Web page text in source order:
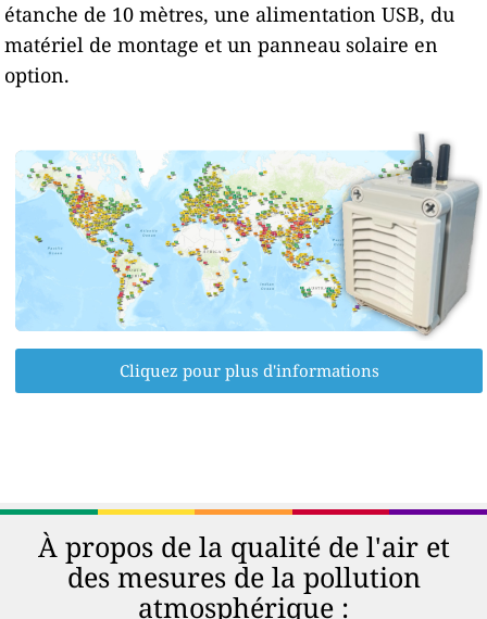
étanche de 10 mètres, une alimentation USB, du
matériel de montage et un panneau solaire en
option.
Cliquez pour plus d'informations
À propos de la qualité de l'air et
des mesures de la pollution
atmosphérique :